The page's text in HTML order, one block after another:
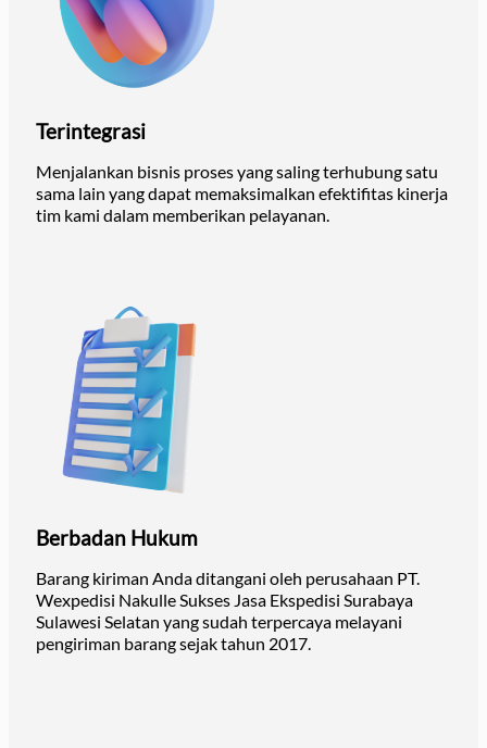
Terintegrasi
Menjalankan bisnis proses yang saling terhubung satu
sama lain yang dapat memaksimalkan efektifitas kinerja
tim kami dalam memberikan pelayanan.
Berbadan Hukum
Barang kiriman Anda ditangani oleh perusahaan PT.
Wexpedisi Nakulle Sukses Jasa Ekspedisi Surabaya
Sulawesi Selatan yang sudah terpercaya melayani
pengiriman barang sejak tahun 2017.